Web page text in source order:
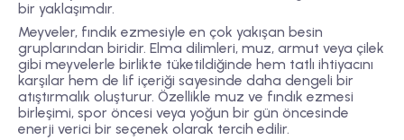
bir yaklaşımdır.
Meyveler, fındık ezmesiyle en çok yakışan besin
gruplarından biridir. Elma dilimleri, muz, armut veya çilek
gibi meyvelerle birlikte tüketildiğinde hem tatlı ihtiyacını
karşılar hem de lif içeriği sayesinde daha dengeli bir
atıştırmalık oluşturur. Özellikle muz ve fındık ezmesi
birleşimi, spor öncesi veya yoğun bir gün öncesinde
enerji verici bir seçenek olarak tercih edilir.